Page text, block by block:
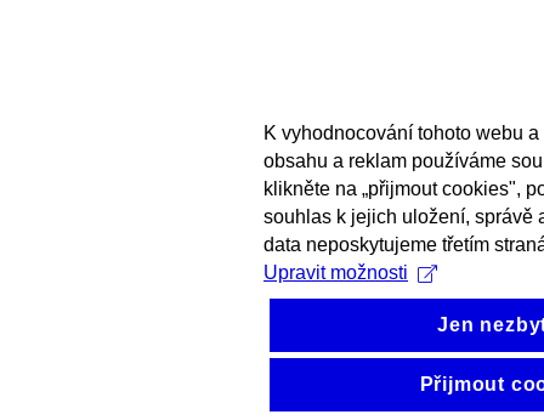
K vyhodnocování tohoto webu
obsahu a reklam používáme
klikněte na „přijmout cookies",
souhlas k jejich uložení, správě
data neposkytujeme třetím
Upravit možnosti
Jen
Přijmout